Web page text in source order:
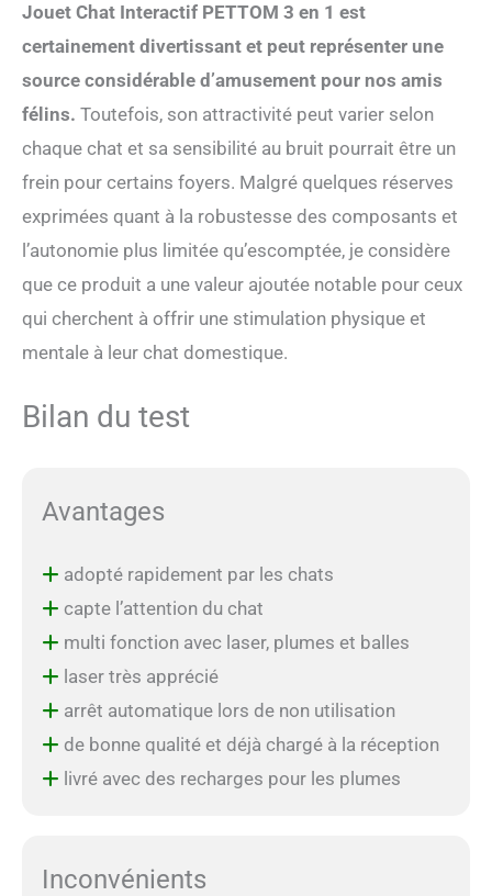
Jouet Chat Interactif PETTOM 3 en 1 est
certainement divertissant et peut représenter une
source considérable d’amusement pour nos amis
félins. Toutefois, son attractivité peut varier selon
chaque chat et sa sensibilité au bruit pourrait être un
frein pour certains foyers. Malgré quelques réserves
exprimées quant à la robustesse des composants et
l’autonomie plus limitée qu’escomptée, je considère
que ce produit a une valeur ajoutée notable pour ceux
qui cherchent à offrir une stimulation physique et
mentale à leur chat domestique.
Bilan du test
Avantages
adopté rapidement par les chats
capte l’attention du chat
multi fonction avec laser, plumes et balles
laser très apprécié
arrêt automatique lors de non utilisation
de bonne qualité et déjà chargé à la réception
livré avec des recharges pour les plumes
Inconvénients